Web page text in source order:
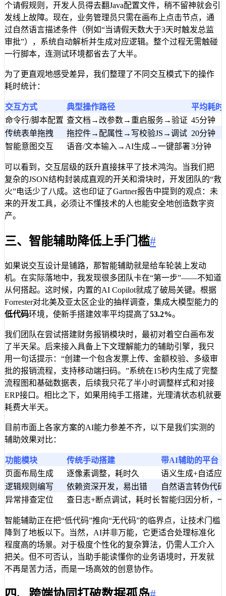
个请假规则，开发人员得去翻Java配置文件，稍不留神就会引
发线上故障。现在，业务管理员只需在画布上点击节点，通
过自然语言描述条件（例如“当请假天数大于3天时触发总监
审批”），系统自动解析并生成对应逻辑。整个过程无需触碰
一行脚本，连测试环境都省去了大半。
为了更直观地感受差异，我们整理了不同交互模式下的操作
耗时统计：
交互方式 典型操作路径
平均耗时
命令行/脚本配置 查文档→改参数→重启服务→验证 45分钟
传统表单拖拽
拖控件→配属性→写校验JS→调试 20分钟
智能意图交互
语音/文本输入→AI生成→一键部署3分钟
可以看到，交互层级的跃升直接抹平了技术鸿沟。当我们把
复杂的JSON结构封装成直观的开关和滑块时，开发团队的“救
火”电话少了八成。这也印证了Gartner报告中提到的观点：未
来的开发工具，必须让不懂技术的人也能安全地创造数字资
产。
三、智能辅助降低上手门槛#
如果说交互设计是铺路，那智能辅助就是给车轮装上发动
机。在实际落地中，我发现很多团队卡在“第一步”——不知道
从何搭起。这时候，内置的AI Copilot就成了破局关键。根据
Forrester对北美及亚太区企业的抽样调查，集成大模型能力的
低代码环境，使新手搭建效率平均提高了53.2%。
我们团队在尝试搭建财务报销模块时，最初对着空白画布发
了半天呆。后来接入具备上下文理解能力的辅助引擎，我只
用一句话提示：“创建一个包含发票上传、金额校验、多级审
批的报销流程，支持移动端扫码。”系统在15秒内生成了完整
流程图和基础数据表，后续我只花了半小时调整样式和对接
ERP接口。相比之下，如果用纯手工搭建，光理清状态机就要
耗费大半天。
目前市面上各家方案的AI能力参差不齐，以下是我们实测的
辅助效果对比：
功能模块 传统手动搭建
带AI辅助的平台
页面布局生成
逐像素调整，耗时久
语义生成+自适应
逻辑规则编写
依赖资深开发，易出错
自然语言转伪代
异常排查定位
查日志+断点调试，耗时长智能归因分析，
智能辅助正在把“低代码”推向“无代码”的临界点，让技术门槛
降到了地板以下。当然，AI并非万能，它更适合处理标准化
程度高的场景。对于极度个性化的复杂算法，仍需人工介入
把关。但不可否认，当助手能读懂你的业务语境时，开发就
不再是苦力活，而是一场高效的创意协作。